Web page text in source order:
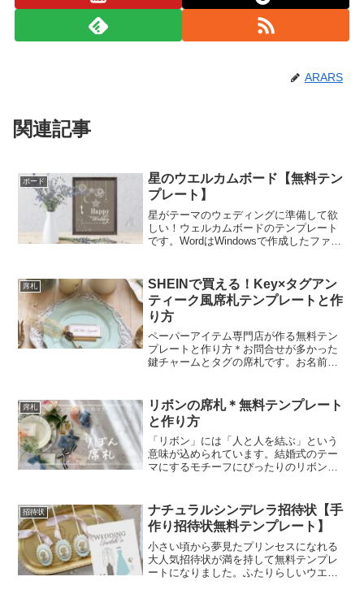
ARARS
関連記事
ボード
星のウエルカムボード【無料テン
プレート】
星がテーマのウェディングに準備して欲
しい！ウェルカムボードのテンプレート
です。WordはWindowsで作成したファイ
ームとメールアドレスを入力し、【Send
Down...
席札
SHEINで買える！Key×タグアン
ティーク風席札テンプレートと作
り方
ペーパーアイテム専門店が作る無料テン
プレートと作り方＊お問合せが多かった
鍵チャームとタグの席札です。お名前印
ってみてくださいね。
席札
リボンの席札＊無料テンプレート
と作り方
「リボン」には「人と人を結ぶ」という
意味が込められています。結婚式のテー
マにするモチーフにぴったりのリボンで
選ぶのも楽しいですよ。テンプレートテ
ンプレートはスマホ・タブ...
招待状
ナチュラルシンデレラ招待状【手
作り招待状無料テンプレート】
小さい頃から夢見たプリンセスになれる
大人気招待状が満を持して無料テンプレ
ートになりました。ふたりらしいウエデ